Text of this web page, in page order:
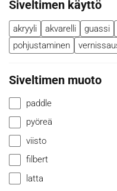
Siveltimen käyttö
akryyli akvarelli guassi
pohjustaminen
Siveltimen muoto
paddle
pyöreä
viisto
filbert
latta